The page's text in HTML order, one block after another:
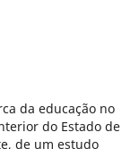
da educação no
do Estado de
de um estudo